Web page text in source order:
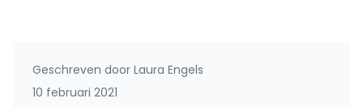
Geschreven door Laura Engels
10 februari 2021